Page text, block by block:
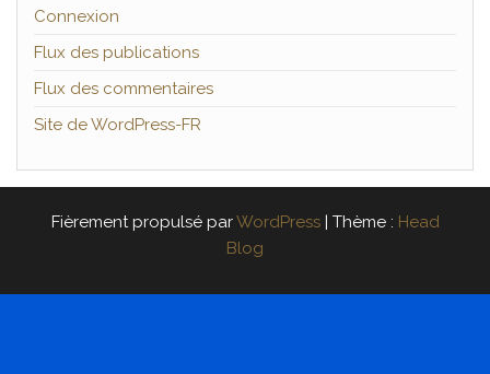
Connexion
Flux des publications
Flux des commentaires
Site de WordPress-FR
Fièrement propulsé parWordPress | Thème : Head
Blog